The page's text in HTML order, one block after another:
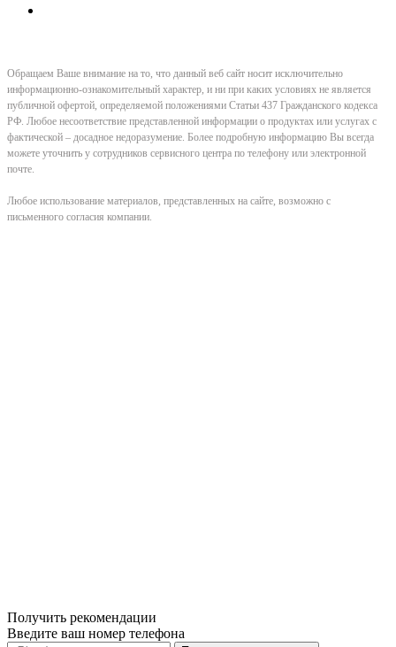
Обращаем Ваше внимание на то, что данный веб сайт носит исключительно
информационно-ознакомительный характер, и ни при каких условиях не является
публичной офертой, определяемой положениями Статьи 437 Гражданского кодекса
РФ. Любое несоответствие представленной информации о продуктах или услугах с
фактической – досадное недоразумение. Более подробную информацию Вы всегда
можете уточнить у сотрудников сервисного центра по телефону или электронной
почте.
Любое использование материалов, представленных на сайте, возможно с
письменного согласия компании.
Получить рекомендации
Введите ваш номер телефона